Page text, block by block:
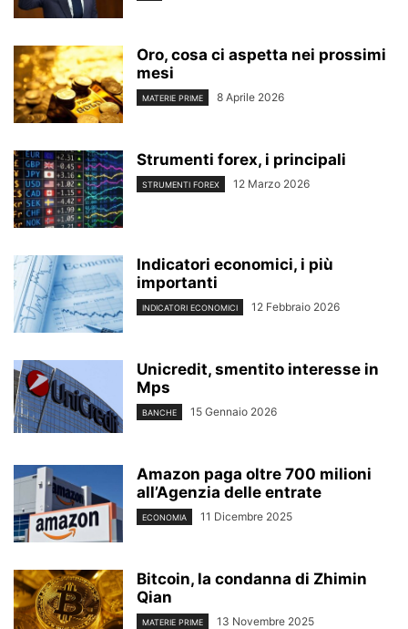
Oro, cosa ci aspetta nei prossimi
mesi
MATERIE PRIME 8 Aprile 2026
Strumenti forex, i principali
STRUMENTI FOREX 12 Marzo 2026
Indicatori economici, i più
importanti
INDICATORI ECONOMICI 12 Febbraio 2026
Unicredit, smentito interesse in
Mps
BANCHE 15 Gennaio 2026
Amazon paga oltre 700 milioni
all’Agenzia delle entrate
ECONOMIA 11 Dicembre 2025
Bitcoin, la condanna di Zhimin
Qian
MATERIE PRIME 13 Novembre 2025